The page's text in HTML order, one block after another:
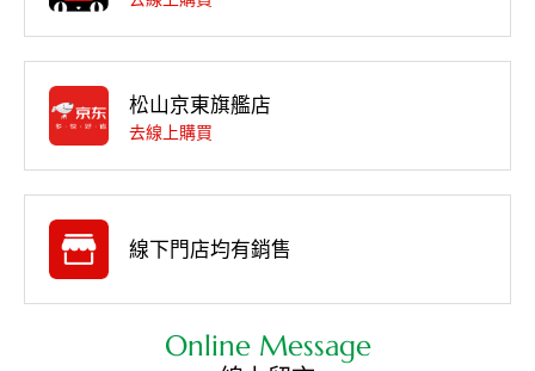
松山京東旗艦店
去線上購買
線下門店均有銷售
Online Message